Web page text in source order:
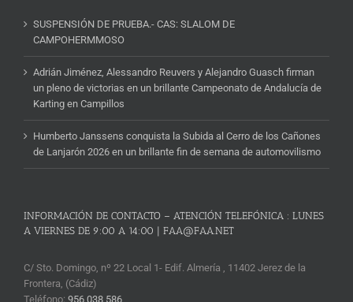
SUSPENSIÓN DE PRUEBA.- CAS: SLALOM DE
CAMPOHERMMOSO
Adrián Jiménez, Alessandro Reuvers y Alejandro Guasch firman
un pleno de victorias en un brillante Campeonato de Andalucía de
Karting en Campillos
Humberto Janssens conquista la Subida al Cerro de los Cañones
de Lanjarón 2026 en un brillante fin de semana de automovilismo
INFORMACIÓN DE CONTACTO – ATENCIÓN TELEFÓNICA : LUNES
A VIERNES DE 9:00 A 14:00 | FAA@FAA.NET
C/ Sto. Domingo, nº 22 Local 1- Edif. Almería , 11402 Jerez de la
Frontera, (Cádiz)
Teléfono: 956 038 586